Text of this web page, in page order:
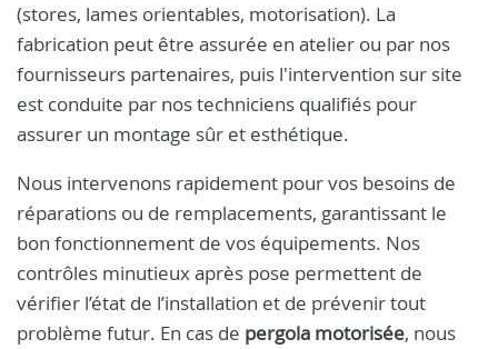
(stores, lames orientables, motorisation). La
fabrication peut être assurée en atelier ou par nos
fournisseurs partenaires, puis l'intervention sur site
est conduite par nos techniciens qualifiés pour
assurer un montage sûr et esthétique.
Nous intervenons rapidement pour vos besoins de
réparations ou de remplacements, garantissant le
bon fonctionnement de vos équipements. Nos
contrôles minutieux après pose permettent de
vérifier l’état de l’installation et de prévenir tout
problème futur. En cas de pergola motorisée, nous